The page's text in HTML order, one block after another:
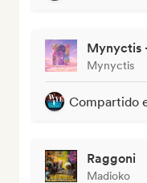
Mynyctis
Mynyctis
Compartido
Raggoni
Madioko